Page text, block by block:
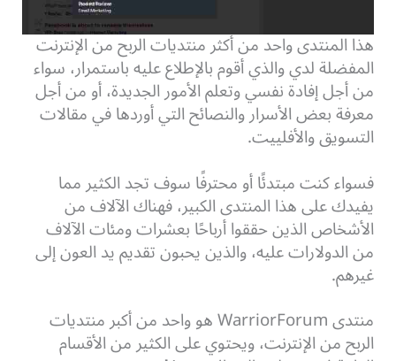
هذا المنتدى واحد من أكثر منتديات الربح من الإنترنت
المفضلة لدي والذي أقوم بالإطلاع عليه باستمرار، سواء
من أجل إفادة نفسي وتعلم الأمور الجديدة، أو من أجل
معرفة بعض الأسرار والنصائح التي أوردها في مقالات
التسويق والأفلييت.
فسواء كنت مبتدئًا أو محترفًا سوف تجد الكثير مما
يفيدك على هذا المنتدى الكبير، فهناك الآلاف من
الأشخاص الذين حققوا أرباحًا بعشرات ومئات الآلاف
من الدولارات عليه، والذين يحبون تقديم يد العون إلى
غيرهم.
منتدى WarriorForum هو واحد من أكبر منتديات
الربح من الإنترنت، ويحتوي على الكثير من الأقسام